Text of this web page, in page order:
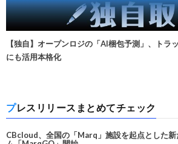
【独自】オープンロジの「AI梱包予測」、トラ
にも活用本格化
プレスリリースまとめてチェック
CBcloud、全国の「Marq」施設を起点とした